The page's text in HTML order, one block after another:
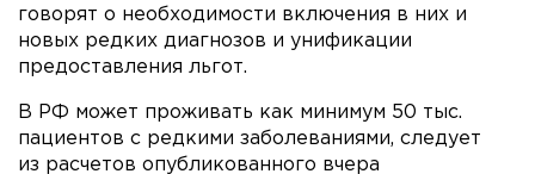
говорят о необходимости включения в них и
новых редких диагнозов и унификации
предоставления льгот.
В РФ может проживать как минимум 50 тыс.
пациентов с редкими заболеваниями, следует
из расчетов опубликованного вчера